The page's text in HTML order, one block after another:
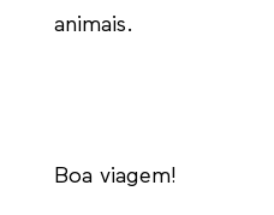
animais.
Boa viagem!